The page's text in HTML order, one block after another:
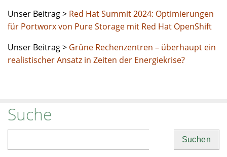
Unser Beitrag > Red Hat Summit 2024: Optimierungen
für Portworx von Pure Storage mit Red Hat OpenShift
Unser Beitrag > Grüne Rechenzentren – überhaupt ein
realistischer Ansatz in Zeiten der Energiekrise?
Suche